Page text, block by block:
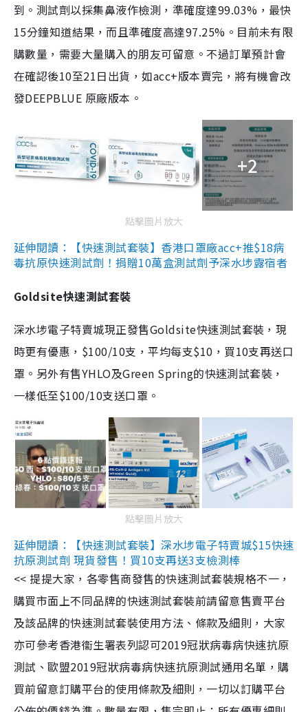
到。測試劑以採集鼻液作檢測，準確度達99.03%，最快
15分鐘知道結果，而且準確度高達97.25%。目前未有限
購數量，需要大量購入的朋友可留意。不過訂單預計會
在確認後10至21日出貨，如acc+版本賣完，將有機會改
發DEEPBLUE 原廠版本。
+2
點擊圖片放大
延伸閱讀：【快速測試套裝】香港口罩廠acc+推$18病
毒抗原快速測試劑！捐贈10萬盒測試劑予深水埗露宿者
Goldsite快速測試套裝
深水埗電子特賣城現正發售Goldsite快速測試套裝，現
時更有優惠，$100/10支，平均每支$10，買10支再送口
罩。另外有售YHLO及Green Spring的快速測試套裝，
一樣低至$100/10支送口罩。
點擊圖片放大
延伸閱讀：【快速測試套裝】深水埗電子特賣城$15快速
抗原測試劑 現貨發售！買10支再送3支檢測棒
<< 提提大家，各零售商發售的快速測試套裝規格不一，
購買市面上不同品牌的快速測試套裝前請留意售賣平台
及該品牌的快速測試套裝使用方法、條款及細則，大家
亦可參考香港衞生署表列認可2019冠狀病毒病快速抗原
測試、歐盟2019冠狀病毒病快速抗原測試通用名單，購
買前留意訂購平台的使用條款及細則，一切以訂購平台